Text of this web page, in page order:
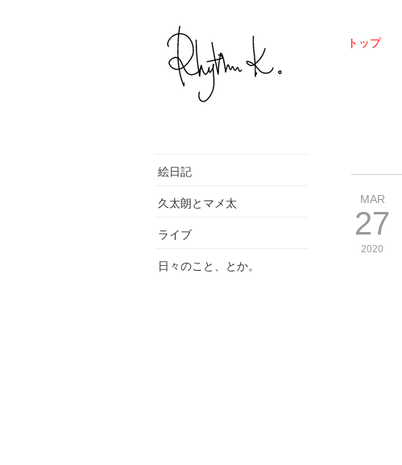
トップ
絵日記
久太朗とマメ太
ライブ
日々のこと、とか。
MAR
27
2020